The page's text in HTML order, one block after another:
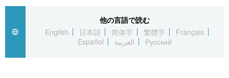
Русский
経済・ビジネス
国際
トップ
アーカイブ
In-depth
Japan Data
他の言語で読む
English
日本語 简体字 繁體字
Français
Español
العربية Русский